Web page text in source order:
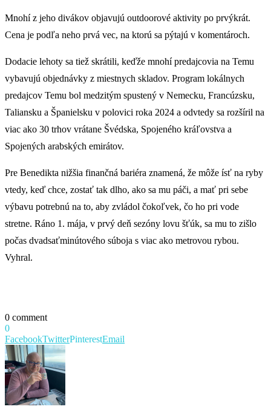
Mnohí z jeho divákov objavujú outdoorové aktivity po prvýkrát.
Cena je podľa neho prvá vec, na ktorú sa pýtajú v komentároch.
Dodacie lehoty sa tiež skrátili, keďže mnohí predajcovia na Temu
vybavujú objednávky z miestnych skladov. Program lokálnych
predajcov Temu bol medzitým spustený v Nemecku, Francúzsku,
Taliansku a Španielsku v polovici roka 2024 a odvtedy sa rozšíril na
viac ako 30 trhov vrátane Švédska, Spojeného kráľovstva a
Spojených arabských emirátov.
Pre Benedikta nižšia finančná bariéra znamená, že môže ísť na ryby
vtedy, keď chce, zostať tak dlho, ako sa mu páči, a mať pri sebe
výbavu potrebnú na to, aby zvládol čokoľvek, čo ho pri vode
stretne. Ráno 1. mája, v prvý deň sezóny lovu šťúk, sa mu to zišlo
počas dvadsaťminútového súboja s viac ako metrovou rybou.
Vyhral.
0 comment
0
FacebookTwitterPinterestEmail